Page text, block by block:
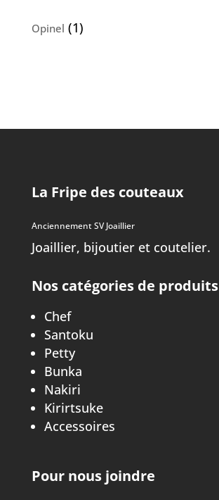
Opinel (1)
La Fripe des couteaux
Anciennement SV Joaillier
Joaillier, bijoutier et coutelier.
Nos catégories de produits
Chef
Santoku
Petty
Bunka
Nakiri
Kirirtsuke
Accessoires
Pour nous joindre